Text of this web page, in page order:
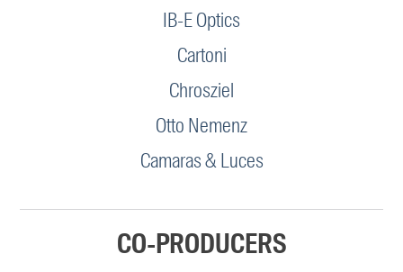
IB-E Optics
Cartoni
Chrosziel
Otto Nemenz
Camaras & Luces
CO-PRODUCERS